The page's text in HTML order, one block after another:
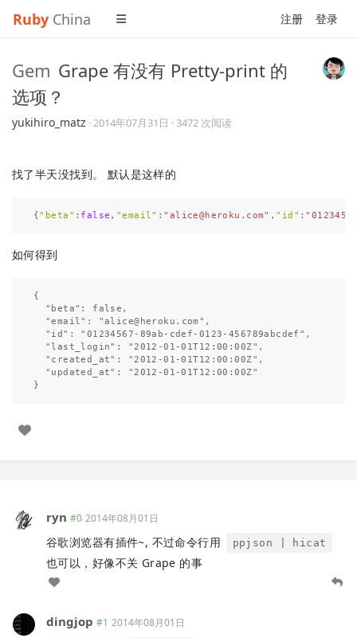
Ruby China 注册 登录
Gem Grape 有没有 Pretty-print 的
选项？
yukihiro_matz ·2014年07月31日 · 3472 次阅读
找了半天没找到。 默认是这样的
{"beta" : false , "email" : " alice@heroku.com" , "id" :
如何得到
{
  "beta": false,
  "email": "
alice@heroku.com ",
  "id": "01234567-89ab-cdef-0123-456789abcdef",
  "last_login": "2012-01-01T12:00:00Z",
  "created_at": "2012-01-01T12:00:00Z",
  "updated_at": "2012-01-01T12:00:00Z"
ryn #0 2014年08月01日
谷歌浏览器有插件~, 不过命令行用 ppjson | hicat
也可以，好像不关 Grape 的事
dingjop #1 2014年08月01日